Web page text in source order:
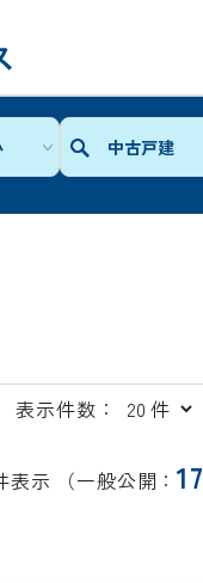
中古戸建
表示件数：
表示 （一般公開：17